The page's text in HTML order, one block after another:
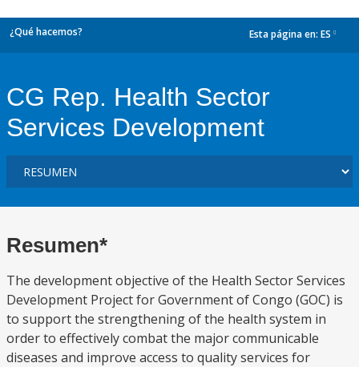
¿Qué hacemos? Esta página en: ES
CG Rep. Health Sector
Services Development
Resumen*
The development objective of the Health Sector Services
Development Project for Government of Congo (GOC) is
to support the strengthening of the health system in
order to effectively combat the major communicable
diseases and improve access to quality services for